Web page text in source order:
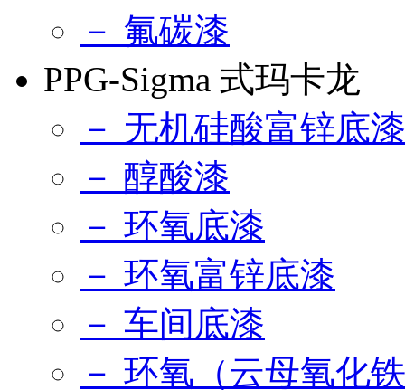
－ 氟碳漆
PPG-Sigma 式玛卡龙
－ 无机硅酸富锌底漆
－ 醇酸漆
－ 环氧底漆
－ 环氧富锌底漆
－ 车间底漆
－ 环氧（云母氧化